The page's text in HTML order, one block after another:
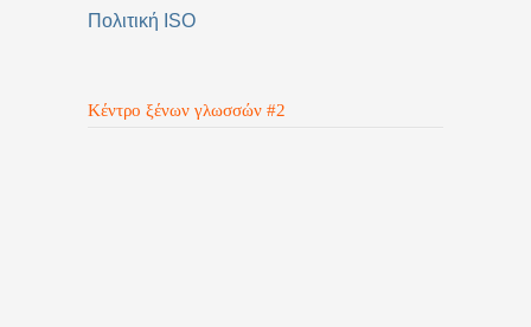
Πολιτική ISO
Κέντρο ξένων γλωσσών #2